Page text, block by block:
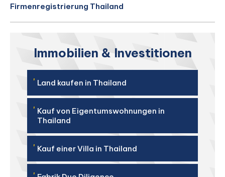
Firmenregistrierung Thailand
Immobilien & Investitionen
' Land kaufen in Thailand
' Kauf von Eigentumswohnungen in
Thailand
' Kauf einer Villa in Thailand